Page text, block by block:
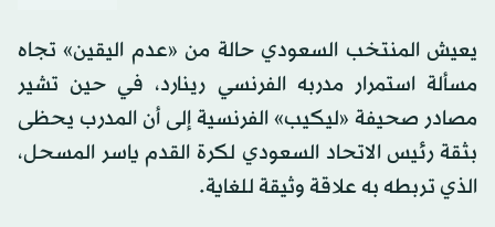
يعيش المنتخب السعودي حالة من «عدم اليقين» تجاه
مسألة استمرار مدربه الفرنسي رينارد، في حين تشير
مصادر صحيفة «ليكيب» الفرنسية إلى أن المدرب يحظى
بثقة رئيس الاتحاد السعودي لكرة القدم ياسر المسحل،
الذي تربطه به علاقة وثيقة للغاية.